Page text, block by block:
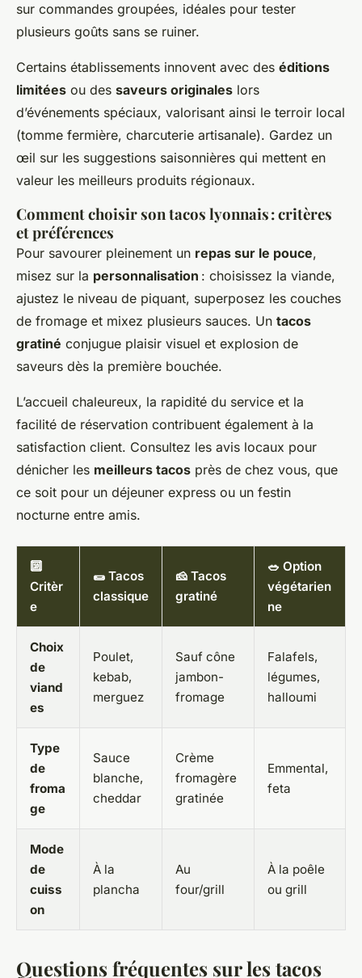
sur commandes groupées, idéales pour tester
plusieurs goûts sans se ruiner.
Certains établissements innovent avec des éditions
limitées ou des saveurs originales lors
d’événements spéciaux, valorisant ainsi le terroir local
(tomme fermière, charcuterie artisanale). Gardez un
œil sur les suggestions saisonnières qui mettent en
valeur les meilleurs produits régionaux.
Comment choisir son tacos lyonnais : critères
et préférences
Pour savourer pleinement un repas sur le pouce,
misez sur la personnalisation : choisissez la viande,
ajustez le niveau de piquant, superposez les couches
de fromage et mixez plusieurs sauces. Un tacos
gratiné conjugue plaisir visuel et explosion de
saveurs dès la première bouchée.
L’accueil chaleureux, la rapidité du service et la
facilité de réservation contribuent également à la
satisfaction client. Consultez les avis locaux pour
dénicher les meilleurs tacos près de chez vous, que
ce soit pour un déjeuner express ou un festin
nocturne entre amis.
🔟
Critèr
e
🌯 Tacos
classique
🧀 Tacos
gratiné
🥗 Option
végétarien
ne
Choix
de
viand
es
Poulet,
kebab,
merguez
Sauf cône
jambon-
fromage
Falafels,
légumes,
halloumi
Type
de
froma
ge
Sauce
blanche,
cheddar
Crème
fromagère
gratinée
Emmental,
feta
Mode
de
cuiss
on
À la
plancha
Au
four/grill
À la poêle
ou grill
Questions fréquentes sur les tacos